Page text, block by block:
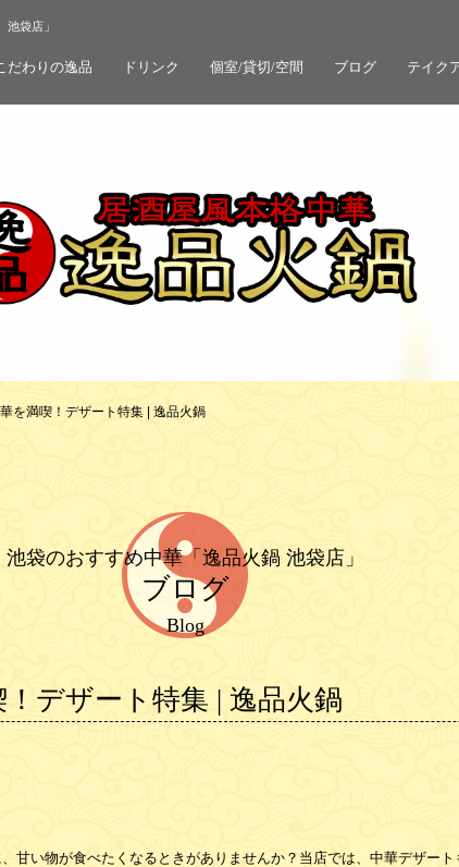
袋店」
だわりの逸品 ドリンク 個室/貸切/空間 ブログ テイク
を満喫！デザート特集 | 逸品火鍋
池袋のおすすめ中華「逸品火鍋 池袋店」
ブログ
Blog
デザート特集 | 逸品火鍋
甘い物が食べたくなるときがありませんか？当店では、中華デザート